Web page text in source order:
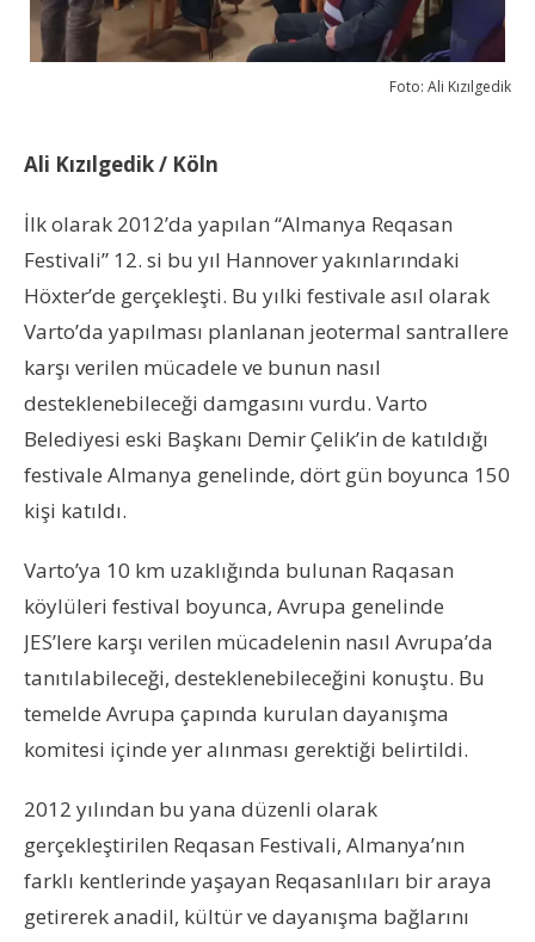
Foto: Ali Kızılgedik
Ali Kızılgedik / Köln
İlk olarak 2012’da yapılan “Almanya Reqasan
Festivali” 12. si bu yıl Hannover yakınlarındaki
Höxter’de gerçekleşti. Bu yılki festivale asıl olarak
Varto’da yapılması planlanan jeotermal santrallere
karşı verilen mücadele ve bunun nasıl
desteklenebileceği damgasını vurdu. Varto
Belediyesi eski Başkanı Demir Çelik’in de katıldığı
festivale Almanya genelinde, dört gün boyunca 150
kişi katıldı.
Varto’ya 10 km uzaklığında bulunan Raqasan
köylüleri festival boyunca, Avrupa genelinde
JES’lere karşı verilen mücadelenin nasıl Avrupa’da
tanıtılabileceği, desteklenebileceğini konuştu. Bu
temelde Avrupa çapında kurulan dayanışma
komitesi içinde yer alınması gerektiği belirtildi.
2012 yılından bu yana düzenli olarak
gerçekleştirilen Reqasan Festivali, Almanya’nın
farklı kentlerinde yaşayan Reqasanlıları bir araya
getirerek anadil, kültür ve dayanışma bağlarını